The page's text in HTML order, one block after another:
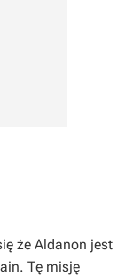
że Aldanon jest
Tę misję